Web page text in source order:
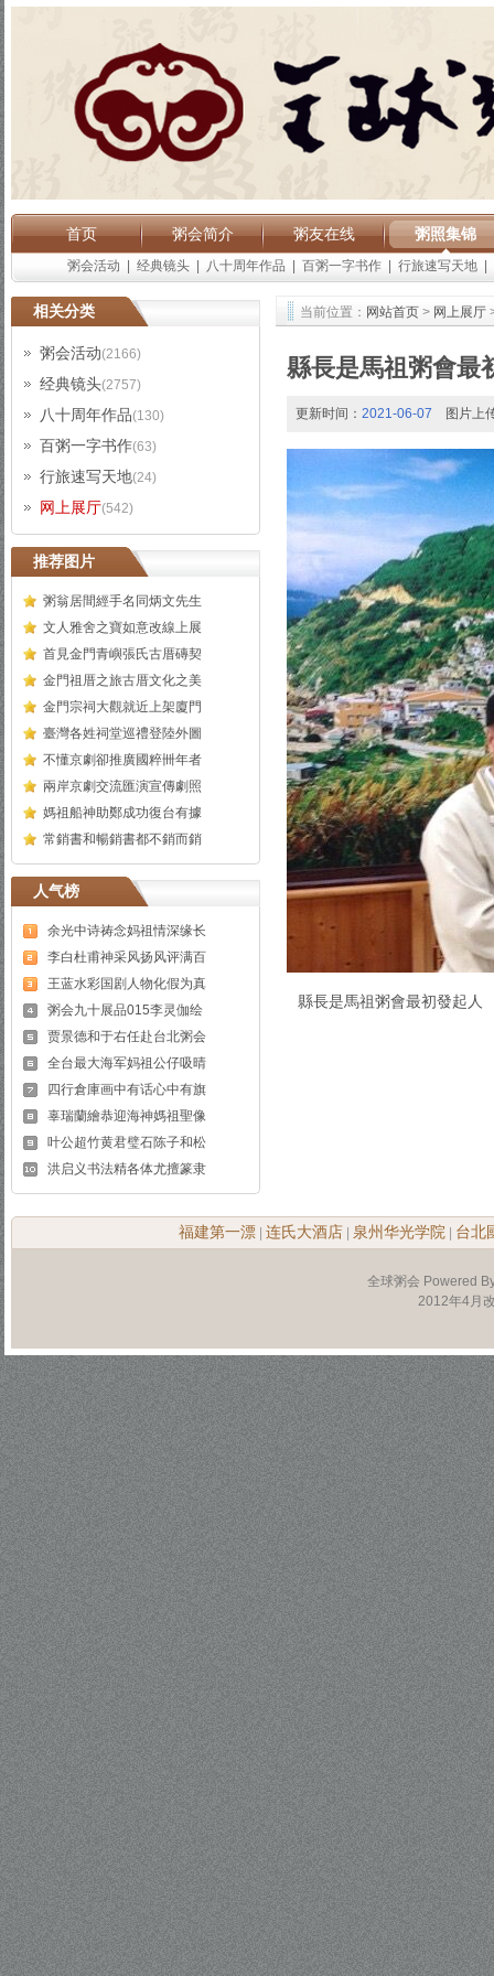
首页 粥会简介 粥友在线 粥照集锦
粥会活动 经典镜头 八十周年作品 百粥一字书作 行旅速写天地
相关分类
粥会活动(2166)
经典镜头(2757)
八十周年作品(130)
百粥一字书作(63)
行旅速写天地(24)
网上展厅(542)
推荐图片
粥翁居間經手名同炳文先生
文人雅舍之寶如意改線上展
首見金門青嶼張氏古厝磚契
金門祖厝之旅古厝文化之美
金門宗祠大觀就近上架廈門
臺灣各姓祠堂巡禮登陸外圖
不懂京劇卻推廣國粹卌年者
兩岸京劇交流匯演宣傳劇照
媽祖船神助鄭成功復台有據
常銷書和暢銷書都不銷而銷
人气榜
余光中诗祷念妈祖情深缘长
李白杜甫神采风扬风评满百
王蓝水彩国剧人物化假为真
粥会九十展品015李灵伽绘
贾景德和于右任赴台北粥会
全台最大海军妈祖公仔吸晴
四行倉庫画中有话心中有旗
辜瑞蘭繪恭迎海神媽祖聖像
叶公超竹黄君璧石陈子和松
洪启义书法精各体尤擅篆隶
当前位置： 网站首页 > 网上展厅
縣長是馬祖粥會最
更新时间： 2021-06-07 图片上
縣長是馬祖粥會最初發起人
福建第一漂 连氏大酒店 泉州华光学院 台北
全球粥会 Powered
2012年4月